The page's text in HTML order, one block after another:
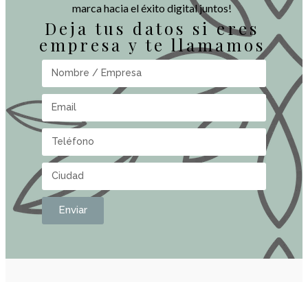
marca hacia el éxito digital juntos!
Deja tus datos si eres
empresa y te llamamos
Enviar